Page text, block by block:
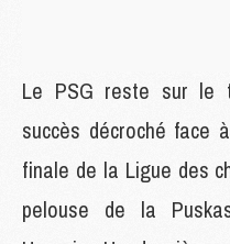
Le PSG reste sur le
succès décroché face
finale de la Ligue des
pelouse de la